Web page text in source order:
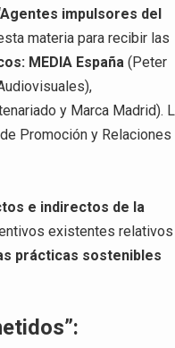
impulsores del
materia para recibir las
MEDIA España(Peter
y Marca Madrid).
Promoción y Relaciones
e indirectos de la
existentes relativos
prácticas sostenibles